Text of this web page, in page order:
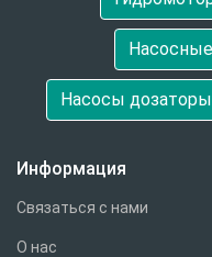
Насосы дозаторы
Информация
Связаться с нами
О нас